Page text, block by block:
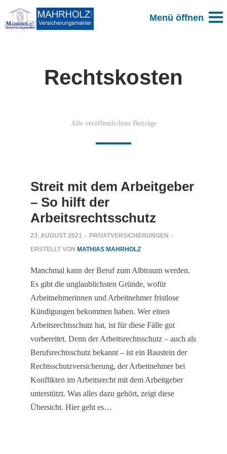
Rechtskosten
Alle veröffentlichten Beiträge
Streit mit dem Arbeitgeber
– So hilft der
Arbeitsrechtsschutz
23. AUGUST 2021 - PRIVATVERSICHERUNGEN -
ERSTELLT VON MATHIAS MAHRHOLZ
Manchmal kann der Beruf zum Albtraum werden.
Es gibt die unglaublichsten Gründe, wofür
Arbeitnehmerinnen und Arbeitnehmer fristlose
Kündigungen bekommen haben. Wer einen
Arbeitsrechtsschutz hat, ist für diese Fälle gut
vorbereitet. Denn der Arbeitsrechtsschutz – auch als
Berufsrechtsschutz bekannt – ist ein Baustein der
Rechtsschutzversicherung, der Arbeitnehmer bei
Konflikten im Arbeitsrecht mit dem Arbeitgeber
unterstützt. Was alles dazu gehört, zeigt diese
Übersicht. Hier geht es…